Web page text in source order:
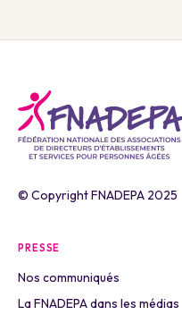
© Copyright FNADEPA 2025
PRESSE
Nos communiqués
La FNADEPA dans les médias